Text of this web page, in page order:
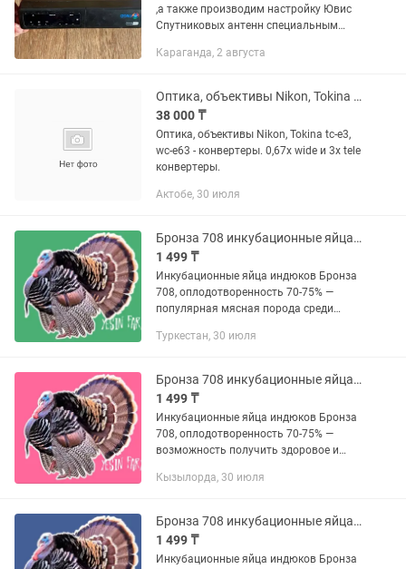
,а также производим настройку Ювис
Спутниковых антенн специальным
комплект Отау ТВ 61000.
Караганда, 2 августа
Оптика, объективы Nikon, Tokina tc-e3, wc-e63 - конвертеры.
38 000 ₸
Оптика, объективы Nikon, Tokina tc-e3,
wc-e63 - конвертеры. 0,67х wide и 3х tele
конвертеры.
Актобе, 30 июля
Бронза 708 инкубационные яйца индюков продуктивная порода
1 499 ₸
Инкубационные яйца индюков Бронза
708, оплодотворенность 70-75% —
популярная мясная порода среди
дают хороший выход мяса и отлично
FARM...
Туркестан, 30 июля
Бронза 708 инкубационные яйца индюков стабильный вывод птенцов
1 499 ₸
Инкубационные яйца индюков Бронза
708, оплодотворенность 70-75% —
возможность получить здоровое и
выносливостью и высокой
продаются...
Кызылорда, 30 июля
Бронза 708 инкубационные яйца индюков для прибыльного разведения
1 499 ₸
Инкубационные яйца индюков Бронза